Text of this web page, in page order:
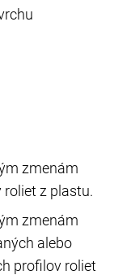
zmenám
z plastu.
zmenám
alebo
profilov roliet